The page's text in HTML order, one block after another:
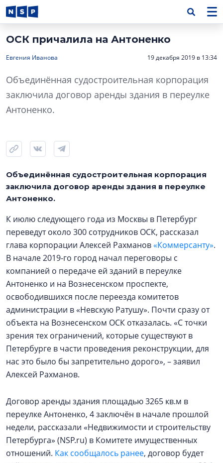
ОСК причалила на Антоненко
Евгения Иванова 19 декабря 2019 в 13:34
Объединённая судостроительная корпорация
заключила договор аренды здания в переулке
Антоненко.
Объединённая судостроительная корпорация
заключила договор аренды здания в переулке
Антоненко.
К июлю следующего года из Москвы в Петербург
переведут около 300 сотрудников ОСК, рассказал
глава корпорации Алексей Рахманов«Коммерсанту».
В начале 2019-го город начал переговоры с
компанией о передаче ей зданий в переулке
Антоненко и на Вознесенском проспекте,
освободившихся после переезда комитетов
администрации в «Невскую Ратушу». Почти сразу от
объекта на Вознесенском ОСК отказалась. «С точки
зрения тех ограничений, которые существуют в
Петербурге в части проведения реконструкции, для
нас это было бы запретительно дорого», – заявил
Алексей Рахманов.
Договор аренды здания площадью 3265 кв.м в
переулке Антоненко, 4 заключён в начале прошлой
недели, рассказали «Недвижимости и строительству
Петербурга» (NSP.ru) в Комитете имущественных
отношений. Как сообщалось ранее, договор будет